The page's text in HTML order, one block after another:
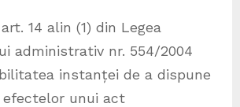
14 alin (1) din Legea
administrativ nr. 554/2004
instanței de a dispune
efectelor unui act